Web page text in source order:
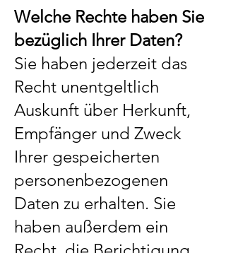
Welche Rechte haben Sie
bezüglich Ihrer Daten?
Sie haben jederzeit das
Recht unentgeltlich
Auskunft über Herkunft,
Empfänger und Zweck
Ihrer gespeicherten
personenbezogenen
Daten zu erhalten. Sie
haben außerdem ein